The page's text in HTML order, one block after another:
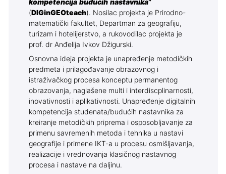
kompetencija budućih nastavnika”
(DIGinGEOteach). Nosilac projekta je Prirodno-
matematički fakultet, Departman za geografiju,
turizam i hotelijerstvo, a rukovodilac projekta je
prof. dr Anđelija Ivkov Džigurski.
Osnovna ideja projekta je unapređenje metodičkih
predmeta i prilagođavanje obrazovnog i
istraživačkog procesa konceptu permanentog
obrazovanja, naglašene multi i interdiscplinarnosti,
inovativnosti i aplikativnosti. Unapređenje digitalnih
kompetencija studenata/budućih nastavnika za
kreiranje metodičkih priprema i osposobljavanje za
primenu savremenih metoda i tehnika u nastavi
geografije i primene IKT-a u procesu osmišljavanja,
realizacije i vrednovanja klasičnog nastavnog
procesa i nastave na daljinu.